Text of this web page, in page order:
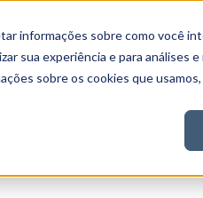
informações sobre como você
sua experiência e para análises
sobre os cookies que
Nord Gratuito Analítica